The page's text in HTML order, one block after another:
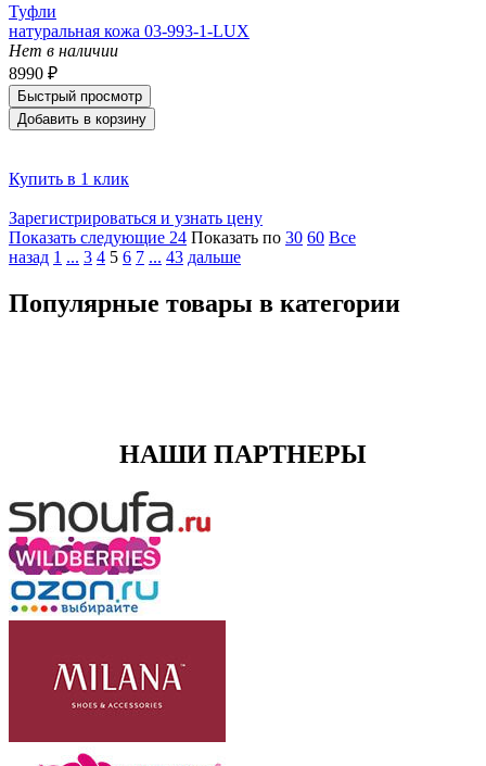
Туфли
натуральная кожа 03-993-1-LUX
Нет в наличии
8990 ₽
Быстрый просмотр
Добавить в корзину
Купить в 1 клик
Зарегистрироваться и узнать цену
Показать следующие 24 Показать по 30 60 Все
назад 1 ... 3 4 5 6 7 ... 43 дальше
Популярные товары в категории
НАШИ ПАРТНЕРЫ